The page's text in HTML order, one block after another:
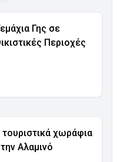
Γης σε
Περιοχές
τουριστικά χωράφια
Αλαμινό